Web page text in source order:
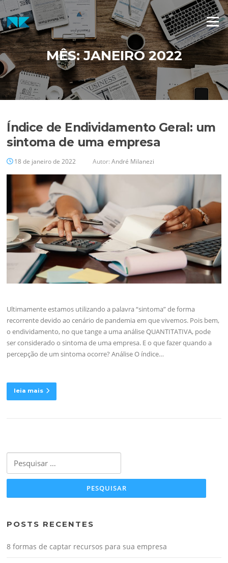
Pular
para
o
conteúdo
Menu
MÊS:JANEIRO 2022
Índice de Endividamento Geral: um
sintoma de uma empresa
18 de janeiro de 2022 Autor:André Milanezi
Ultimamente estamos utilizando a palavra “sintoma” de forma
recorrente devido ao cenário de pandemia em que vivemos. Pois bem,
o endividamento, no que tange a uma análise QUANTITATIVA, pode
ser considerado o sintoma de uma empresa. E o que fazer quando a
percepção de um sintoma ocorre? Análise O índice…
leia mais
por:
POSTS RECENTES
8 formas de captar recursos para sua empresa